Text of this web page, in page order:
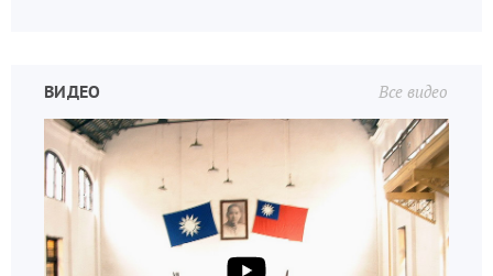
Все видео
ВИДЕО